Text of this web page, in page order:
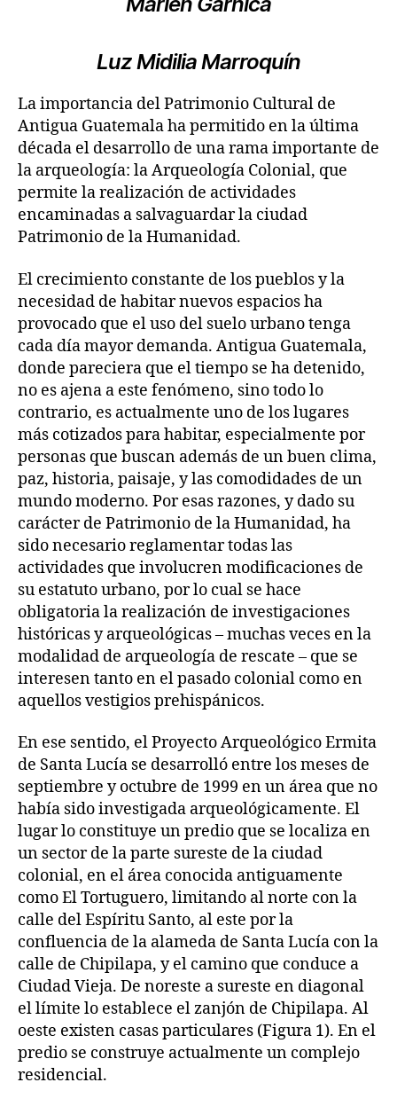
Luz Midilia Marroquín
La importancia del Patrimonio Cultural de
Antigua Guatemala ha permitido en la última
década el desarrollo de una rama importante de
la arqueología: la Arqueología Colonial, que
permite la realización de actividades
encaminadas a salvaguardar la ciudad
Patrimonio de la Humanidad.
El crecimiento constante de los pueblos y la
necesidad de habitar nuevos espacios ha
provocado que el uso del suelo urbano tenga
cada día mayor demanda. Antigua Guatemala,
donde pareciera que el tiempo se ha detenido,
no es ajena a este fenómeno, sino todo lo
contrario, es actualmente uno de los lugares
más cotizados para habitar, especialmente por
personas que buscan además de un buen clima,
paz, historia, paisaje, y las comodidades de un
mundo moderno. Por esas razones, y dado su
carácter de Patrimonio de la Humanidad, ha
sido necesario reglamentar todas las
actividades que involucren modificaciones de
su estatuto urbano, por lo cual se hace
obligatoria la realización de investigaciones
históricas y arqueológicas – muchas veces en la
modalidad de arqueología de rescate – que se
interesen tanto en el pasado colonial como en
aquellos vestigios prehispánicos.
En ese sentido, el Proyecto Arqueológico Ermita
de Santa Lucía se desarrolló entre los meses de
septiembre y octubre de 1999 en un área que no
había sido investigada arqueológicamente. El
lugar lo constituye un predio que se localiza en
un sector de la parte sureste de la ciudad
colonial, en el área conocida antiguamente
como El Tortuguero, limitando al norte con la
calle del Espíritu Santo, al este por la
confluencia de la alameda de Santa Lucía con la
calle de Chipilapa, y el camino que conduce a
Ciudad Vieja. De noreste a sureste en diagonal
el límite lo establece el zanjón de Chipilapa. Al
oeste existen casas particulares (Figura 1). En el
predio se construye actualmente un complejo
residencial.